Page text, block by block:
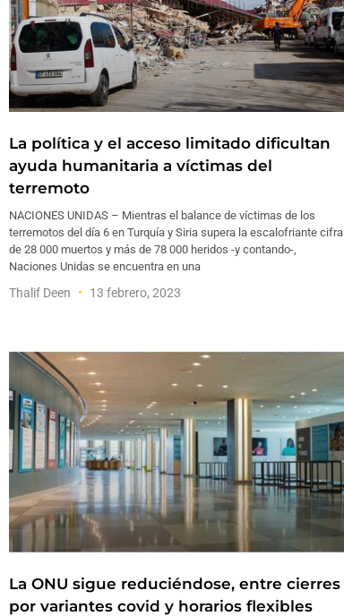
La política y el acceso limitado dificultan
ayuda humanitaria a víctimas del
terremoto
NACIONES UNIDAS – Mientras el balance de víctimas de los
terremotos del día 6 en Turquía y Siria supera la escalofriante cifra
de 28 000 muertos y más de 78 000 heridos -y contando-,
Naciones Unidas se encuentra en una
Thalif Deen 13 febrero, 2023
La ONU sigue reduciéndose, entre cierres
por variantes covid y horarios flexibles